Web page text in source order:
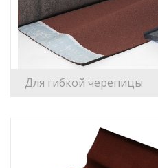
Для гибкой черепицы